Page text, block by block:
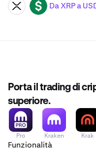
XRP USD Da XRP a
Porta il trading di
superiore.
Pro Kraken Krak
Funzionalità